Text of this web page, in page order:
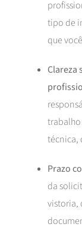
tipo de
que
Clareza
técnica,
Prazo
da
vistoria,